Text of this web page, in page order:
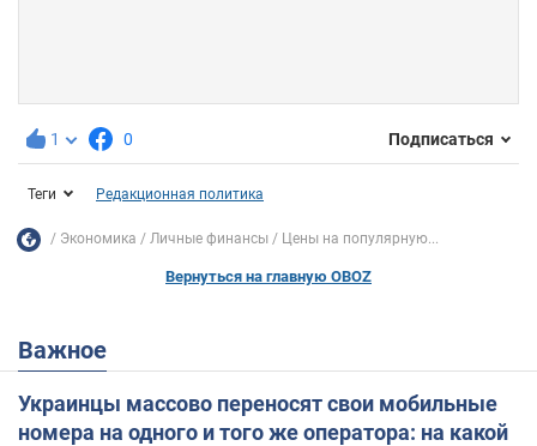
1 0 Подписаться
Теги Редакционная политика
Экономика Личные финансы Цены на популярную...
Вернуться на главную OBOZ
Важное
Украинцы массово переносят свои мобильные
номера на одного и того же оператора: на какой